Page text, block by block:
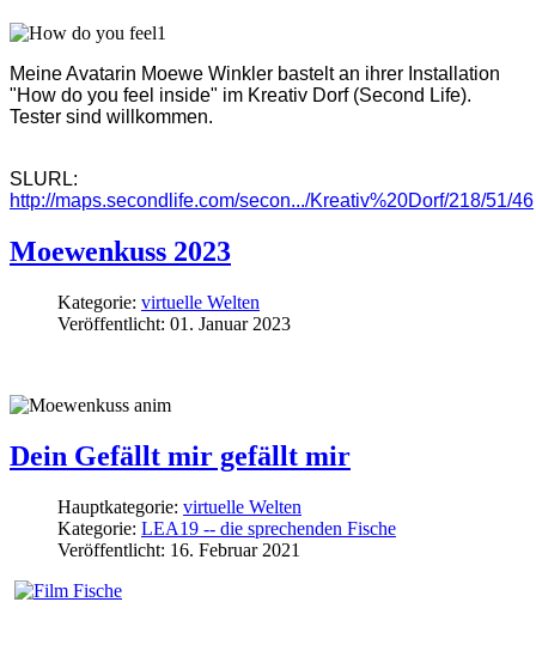
Meine Avatarin Moewe Winkler bastelt an ihrer Installation
"How do you feel inside" im Kreativ Dorf (Second Life).
Tester sind willkommen.
SLURL:
http://maps.secondlife.com/secon.../Kreativ%20Dorf/218/51/46
Moewenkuss 2023
Kategorie: virtuelle Welten
Veröffentlicht: 01. Januar 2023
Dein Gefällt mir gefällt mir
Hauptkategorie: virtuelle Welten
Kategorie: LEA19 -- die sprechenden Fische
Veröffentlicht: 16. Februar 2021